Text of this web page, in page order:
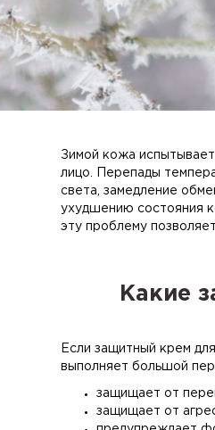
Зимой кожа
лицо. Перепады
света, замедление
ухудшению состояния
эту проблему
Какие
Если защитный крем
выполняет большой
защищает от
защищает от